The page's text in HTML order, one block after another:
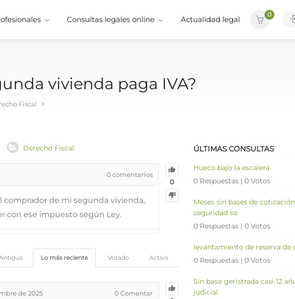
Consultas legales online Actualidad legal
0
vivienda paga IVA?
Fiscal
Derecho Fiscal
0
0 comentarios
comprador de mi segunda vivienda,
con ese impuesto según Ley.
Activo
Votado
Lo más reciente
de 2025 0 Comentar
ÚLTIMAS CONSULTAS
Hueco bajo la escalera
0 Respuestas | 0 Votos
Meses sin bases de
seguridad so
0 Respuestas | 0 Votos
levantamiento de reserva de
0 Respuestas | 0 Votos
Sin base geristrada casi 12
judicial